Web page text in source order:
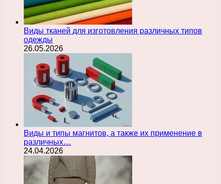
Виды тканей для изготовления различных типов
одежды
26.05.2026
Виды и типы магнитов, а также их применение в
различных…
24.04.2026